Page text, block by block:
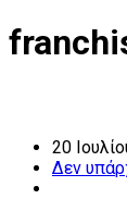
20
Δεν